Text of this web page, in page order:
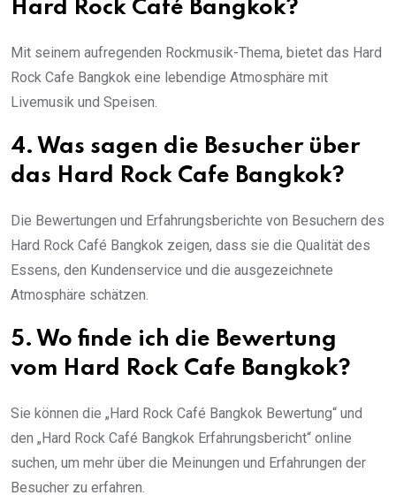
Hard Rock Café Bangkok?
Mit seinem aufregenden Rockmusik-Thema, bietet das Hard
Rock Cafe Bangkok eine lebendige Atmosphäre mit
Livemusik und Speisen.
4. Was sagen die Besucher über
das Hard Rock Cafe Bangkok?
Die Bewertungen und Erfahrungsberichte von Besuchern des
Hard Rock Café Bangkok zeigen, dass sie die Qualität des
Essens, den Kundenservice und die ausgezeichnete
Atmosphäre schätzen.
5. Wo finde ich die Bewertung
vom Hard Rock Cafe Bangkok?
Sie können die „Hard Rock Café Bangkok Bewertung“ und
den „Hard Rock Café Bangkok Erfahrungsbericht“ online
suchen, um mehr über die Meinungen und Erfahrungen der
Besucher zu erfahren.